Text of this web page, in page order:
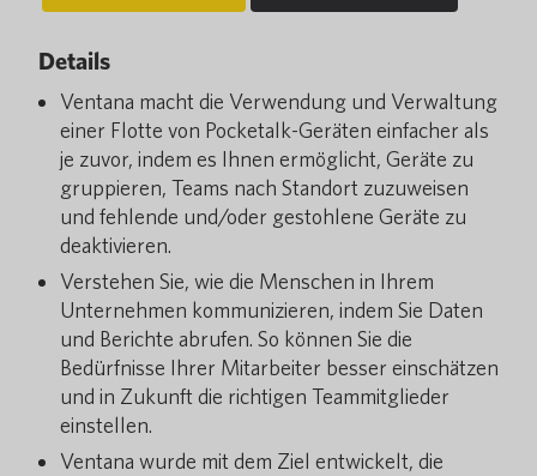
Details
Ventana macht die Verwendung und Verwaltung
einer Flotte von Pocketalk-Geräten einfacher als
je zuvor, indem es Ihnen ermöglicht, Geräte zu
gruppieren, Teams nach Standort zuzuweisen
und fehlende und/oder gestohlene Geräte zu
deaktivieren.
Verstehen Sie, wie die Menschen in Ihrem
Unternehmen kommunizieren, indem Sie Daten
und Berichte abrufen. So können Sie die
Bedürfnisse Ihrer Mitarbeiter besser einschätzen
und in Zukunft die richtigen Teammitglieder
einstellen.
Ventana wurde mit dem Ziel entwickelt, die